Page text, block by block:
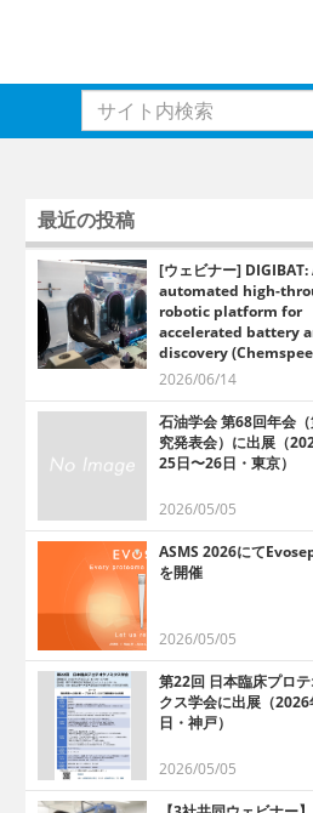
最近の投稿
[ウェビナー] DIGIBAT:
automated high-
robotic platform for
accelerated battery
discovery
2026/06/14
石油学会 第68回年会
究発表会）に出展（
25日〜26日・東京）
2026/05/05
ASMS 2026にて
を開催
2026/05/05
第22回 日本臨床プロテ
クス学会に出展（
日・神戸）
2026/05/05